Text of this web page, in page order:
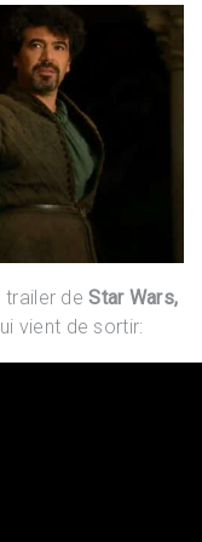
trailer deStar Wars,
vient de sortir: